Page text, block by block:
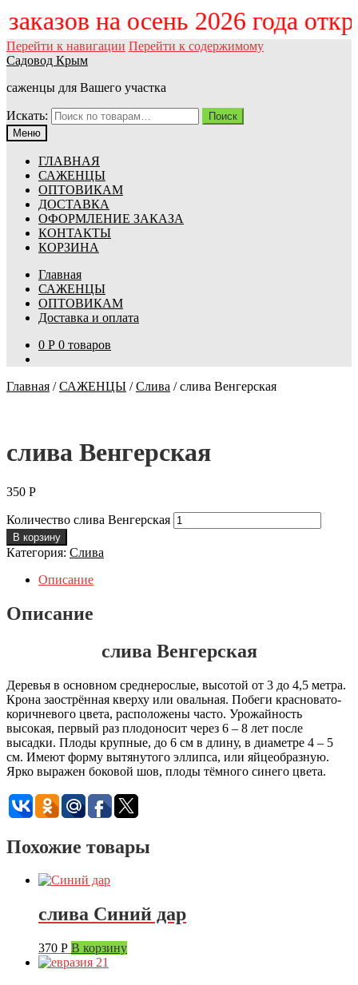
заказов на осень 2026 года
Перейти к навигации Перейти к содержимому
Садовод Крым
саженцы для Вашего участка
Искать:
Поиск
Меню
ГЛАВНАЯ
САЖЕНЦЫ
ОПТОВИКАМ
ДОСТАВКА
ОФОРМЛЕНИЕ ЗАКАЗА
КОНТАКТЫ
КОРЗИНА
Главная
САЖЕНЦЫ
ОПТОВИКАМ
Доставка и оплата
0 Р 0 товаров
Главная /САЖЕНЦЫ /Слива /слива Венгерская
слива Венгерская
350 Р
Количество слива Венгерская
В корзину
Категория: Слива
Описание
Описание
слива Венгерская
Деревья в основном среднерослые, высотой от 3 до 4,5 метра.
Крона заострённая кверху или овальная. Побеги красновато-
коричневого цвета, расположены часто. Урожайность
высокая, первый раз плодоносит через 6 – 8 лет после
высадки. Плоды крупные, до 6 см в длину, в диаметре 4 – 5
см. Имеют форму вытянутого эллипса, или яйцеобразную.
Ярко выражен боковой шов, плоды тёмного синего цвета.
Похожие товары
слива Синий дар
370 Р В корзину